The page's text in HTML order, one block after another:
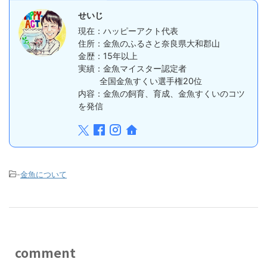
せいじ
現在：ハッピーアクト代表
住所：金魚のふるさと奈良県大和郡山
金歴：15年以上
実績：金魚マイスター認定者
全国金魚すくい選手権20位
内容：金魚の飼育、育成、金魚すくいのコツ
を発信
-金魚について
comment